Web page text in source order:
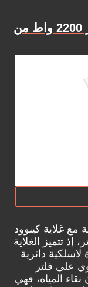
غلاية كهربائية لاسلكية سعة 1.7 لتر 2200 واط من
غلاية كينوود
بقوة 2200 واط وسعة 1.7 لتر، إذ تتميز الغلاية
لاسلكية دائرية
على فلتر
المياه، فهي